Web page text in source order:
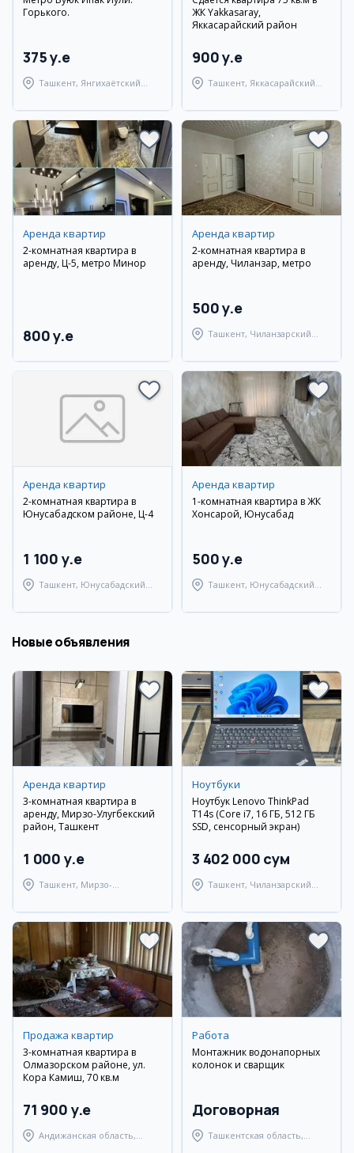
Горького.
375 y.e
Ташкент, Янгихаётский
ЖК Yakkasaray,
Яккасарайский район
900 y.e
Ташкент, Яккасарайский
Аренда квартир
2-комнатная квартира в
аренду, Ц-5, метро Минор
800 y.e
Аренда квартир
2-комнатная квартира в
аренду, Чиланзар, метро
500 y.e
Ташкент, Чиланзарский
Аренда квартир
2-комнатная квартира в
Юнусабадском районе, Ц-4
1 100 y.e
Ташкент, Юнусабадский
Аренда квартир
1-комнатная квартира в ЖК
Хонсарой, Юнусабад
500 y.e
Ташкент, Юнусабадский
Новые объявления
Аренда квартир
3-комнатная квартира в
аренду, Мирзо-Улугбекский
район, Ташкент
1 000 y.e
Ташкент, Мирзо-
Ноутбуки
Ноутбук Lenovo ThinkPad
T14s (Core i7, 16 ГБ, 512 ГБ
SSD, сенсорный экран)
3 402 000 сум
Ташкент, Чиланзарский
Продажа квартир
3-комнатная квартира в
Олмазорском районе, ул.
Кора Камиш, 70 кв.м
71 900 y.e
Андижанская область,
Работа
Монтажник водонапорных
колонок и сварщик
Договорная
Ташкентская область,